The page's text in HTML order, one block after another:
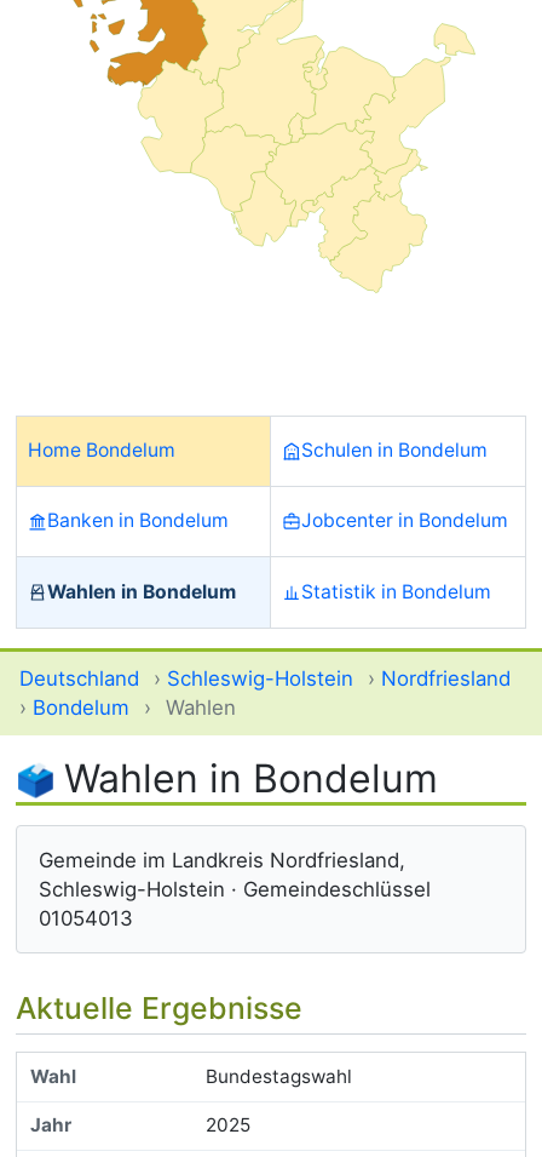
Home Bondelum Schulen in Bondelum
Banken in Bondelum Jobcenter in Bondelum
Wahlen in Bondelum Statistik in Bondelum
Deutschland › Schleswig-Holstein › Nordfriesland
› Bondelum › Wahlen
Wahlen in Bondelum
Gemeinde im Landkreis Nordfriesland,
Schleswig-Holstein · Gemeindeschlüssel
01054013
Aktuelle Ergebnisse
Bundestagswahl
2025